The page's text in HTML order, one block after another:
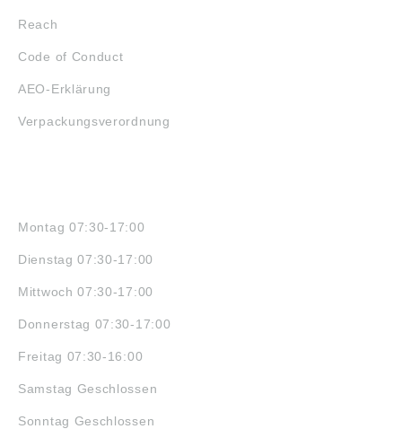
Reach
Code of Conduct
AEO-Erklärung
Verpackungsverordnung
Montag 07:30-17:00
Dienstag 07:30-17:00
Mittwoch 07:30-17:00
Donnerstag 07:30-17:00
Freitag 07:30-16:00
Samstag Geschlossen
Sonntag Geschlossen